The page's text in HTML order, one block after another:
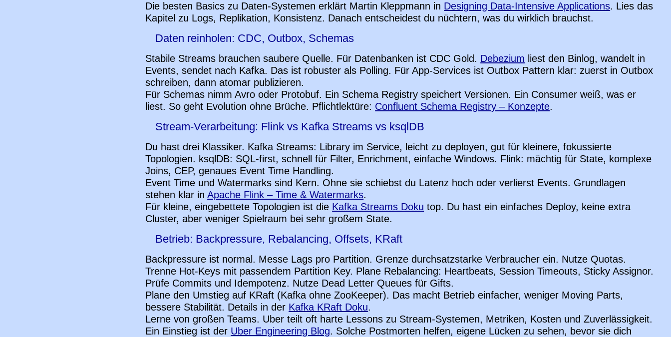
Die besten Basics zu Daten-Systemen erklärt Martin Kleppmann in Designing Data-Intensive Applications. Lies das
Kapitel zu Logs, Replikation, Konsistenz. Danach entscheidest du nüchtern, was du wirklich brauchst.
Daten reinholen: CDC, Outbox, Schemas
Stabile Streams brauchen saubere Quelle. Für Datenbanken ist CDC Gold. Debezium liest den Binlog, wandelt in
Events, sendet nach Kafka. Das ist robuster als Polling. Für App-Services ist Outbox Pattern klar: zuerst in Outbox
schreiben, dann atomar publizieren.
Für Schemas nimm Avro oder Protobuf. Ein Schema Registry speichert Versionen. Ein Consumer weiß, was er
liest. So geht Evolution ohne Brüche. Pflichtlektüre: Confluent Schema Registry – Konzepte.
Stream-Verarbeitung: Flink vs Kafka Streams vs ksqlDB
Du hast drei Klassiker. Kafka Streams: Library im Service, leicht zu deployen, gut für kleinere, fokussierte
Topologien. ksqlDB: SQL-first, schnell für Filter, Enrichment, einfache Windows. Flink: mächtig für State, komplexe
Joins, CEP, genaues Event Time Handling.
Event Time und Watermarks sind Kern. Ohne sie schiebst du Latenz hoch oder verlierst Events. Grundlagen
stehen klar inApache Flink – Time & Watermarks.
Für kleine, eingebettete Topologien ist die Kafka Streams Doku top. Du hast ein einfaches Deploy, keine extra
Cluster, aber weniger Spielraum bei sehr großem State.
Betrieb: Backpressure, Rebalancing, Offsets, KRaft
Backpressure ist normal. Messe Lags pro Partition. Grenze durchsatzstarke Verbraucher ein. Nutze Quotas.
Trenne Hot-Keys mit passendem Partition Key. Plane Rebalancing: Heartbeats, Session Timeouts, Sticky Assignor.
Prüfe Commits und Idempotenz. Nutze Dead Letter Queues für Gifts.
Plane den Umstieg auf KRaft (Kafka ohne ZooKeeper). Das macht Betrieb einfacher, weniger Moving Parts,
bessere Stabilität. Details in der Kafka KRaft Doku.
Lerne von großen Teams. Uber teilt oft harte Lessons zu Stream-Systemen, Metriken, Kosten und Zuverlässigkeit.
Ein Einstieg ist der Uber Engineering Blog. Solche Postmorten helfen, eigene Lücken zu sehen, bevor sie dich